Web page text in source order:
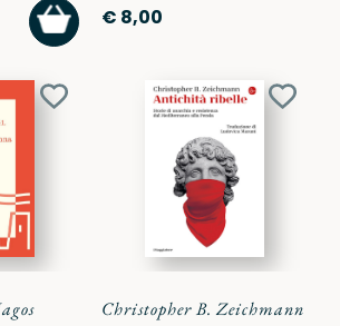
AGGIUNGI
AL
CARRELLO
€ 8,00
Aggiungi
Christopher B. Zeichmann